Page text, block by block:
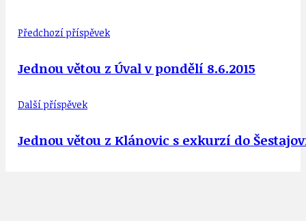
Předchozí příspěvek
Jednou větou z Úval v pondělí 8.6.2015
Další příspěvek
Jednou větou z Klánovic s exkurzí do